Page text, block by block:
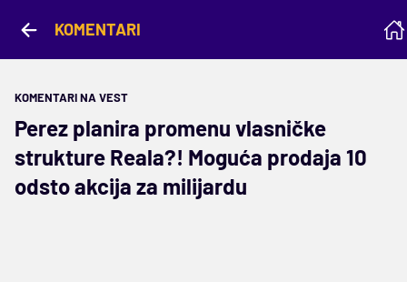
KOMENTARI
KOMENTARI NA VEST
Perez planira promenu vlasničke
strukture Reala?! Moguća prodaja 10
odsto akcija za milijardu